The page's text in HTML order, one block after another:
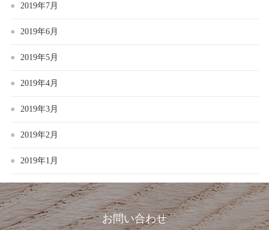
2019年7月
2019年6月
2019年5月
2019年4月
2019年3月
2019年2月
2019年1月
お問い合わせ